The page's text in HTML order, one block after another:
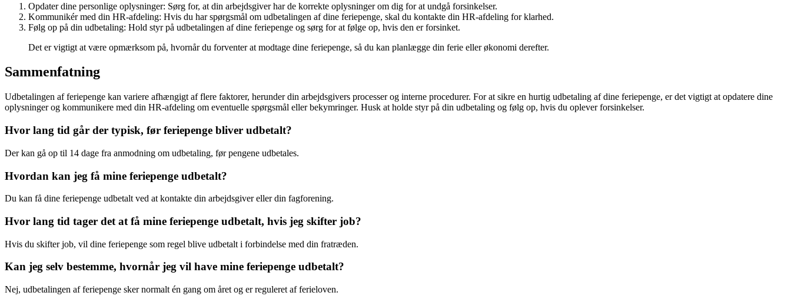
Opdater dine personlige oplysninger: Sørg for, at din arbejdsgiver har de korrekte oplysninger om dig for at undgå forsinkelser.
Kommunikér med din HR-afdeling: Hvis du har spørgsmål om udbetalingen af dine feriepenge, skal du kontakte din HR-afdeling for klarhed.
Følg op på din udbetaling: Hold styr på udbetalingen af dine feriepenge og sørg for at følge op, hvis den er forsinket.
Det er vigtigt at være opmærksom på, hvornår du forventer at modtage dine feriepenge, så du kan planlægge din ferie eller økonomi derefter.
Sammenfatning
Udbetalingen af feriepenge kan variere afhængigt af flere faktorer, herunder din arbejdsgivers processer og interne procedurer. For at sikre en hurtig udbetaling af dine feriepenge, er det vigtigt at opdatere dine
oplysninger og kommunikere med din HR-afdeling om eventuelle spørgsmål eller bekymringer. Husk at holde styr på din udbetaling og følg op, hvis du oplever forsinkelser.
Hvor lang tid går der typisk, før feriepenge bliver udbetalt?
Der kan gå op til 14 dage fra anmodning om udbetaling, før pengene udbetales.
Hvordan kan jeg få mine feriepenge udbetalt?
Du kan få dine feriepenge udbetalt ved at kontakte din arbejdsgiver eller din fagforening.
Hvor lang tid tager det at få mine feriepenge udbetalt, hvis jeg skifter job?
Hvis du skifter job, vil dine feriepenge som regel blive udbetalt i forbindelse med din fratræden.
Kan jeg selv bestemme, hvornår jeg vil have mine feriepenge udbetalt?
Nej, udbetalingen af feriepenge sker normalt én gang om året og er reguleret af ferieloven.